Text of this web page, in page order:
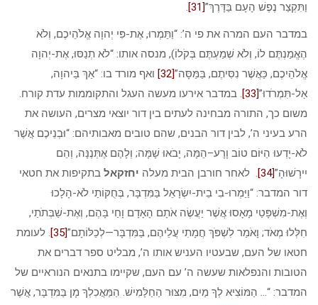
וַתִּקְצַר נֶפֶשׁ הָעָם בַּדָּרֶךְ”[31]
.
במדבר העם המרה את פי ה’: “וַתַּמְרוּ, אֶת-פִּי יְהוָה אֱלֹהֵיכֶם, וְלֹא
הֶאֱמַנְתֶּם לוֹ, וְלֹא שְׁמַעְתֶּם בְּקֹלוֹ), מנסה אותו: “לֹא תְנַסּוּ, אֶת-יְהוָה
אֱלֹהֵיכֶם, כַּאֲשֶׁר נִסִּיתֶם, בַּמַּסָּה”[32]
ואף מורד בו: “אַךְ בַּיהוָה,
אַל-תִּמְרֹדוּ”[33]
. במדבר אירעו מעשה העגל והתקוממות עדת קורח.
משום כך, התורה מבחינה לעתים בין דור יוצאי מצרים, העושה את
הרע בעיני ה’, לבין דור הבנים, שהם טובים מאבותיהם: “וּבְנֵיכֶם אֲשֶׁר
לֹא-יָדְעוּ הַיּוֹם טוֹב וָרָע–הֵמָּה, יָבֹאוּ שָׁמָּה; וְלָהֶם אֶתְּנֶנָּה, וְהֵם
יִירָשׁוּהָ”[34] . לאחר חורבן הבית מעלה יחזקאל בתקיפות את חטאי
דור המדבר: “וַיַּמְרוּ-בִי בֵית-יִשְׂרָאֵל בַּמִּדְבָּר, בְּחֻקּוֹתַי לֹא-הָלָכוּ
וְאֶת-מִשְׁפָּטַי מָאָסוּ אֲשֶׁר יַעֲשֶׂה אֹתָם הָאָדָם וָחַי בָּהֶם, וְאֶת-שַׁבְּתֹתַי,
חִלְּלוּ מְאֹד; וָאֹמַר לִשְׁפֹּךְ חֲמָתִי עֲלֵיהֶם, בַּמִּדְבָּר—לְכַלּוֹתָם”[35]
. לעומת
חטאו של העם, שבעטיו העניש אותו ה’, מבליט ספר דברים את
הטובות והנפלאות שעשה ה’ עם העם, שקיימו בתנאים הנוראיים של
המדבר: “… הַמּוֹצִיא לְךָ מַיִם, מִצּוּר הַחַלָּמִישׁ. הַמַּאֲכִלְךָ מָן בַּמִּדְבָּר, אֲשֶׁר